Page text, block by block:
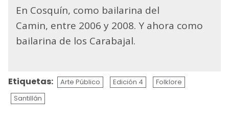
En Cosquín, como bailarina del
Camin, entre 2006 y 2008. Y ahora como
bailarina de los Carabajal.
Etiquetas: Arte Público Edición 4
Folklore
Santillán